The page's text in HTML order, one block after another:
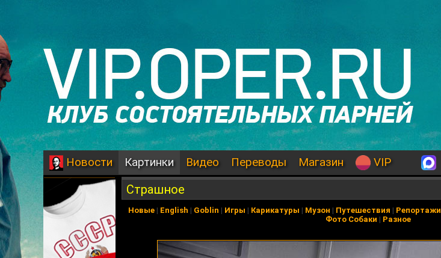
Новости Картинки Видео Переводы Магазин VIP
Страшное
Новые| English | Goblin | Игры | Карикатуры | Музон | Путешествия | Репортажи
Фото Собаки | Разное